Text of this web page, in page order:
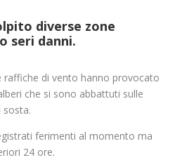
diverse zone
seri danni.
di vento hanno provocato
che si sono abbattuti sulle
sosta.
ferimenti al momento ma
24 ore.